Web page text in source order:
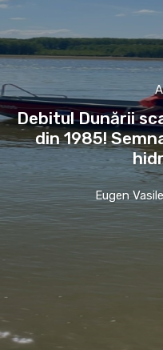
Debitul Dunării
din 1985!
Eugen Vasile